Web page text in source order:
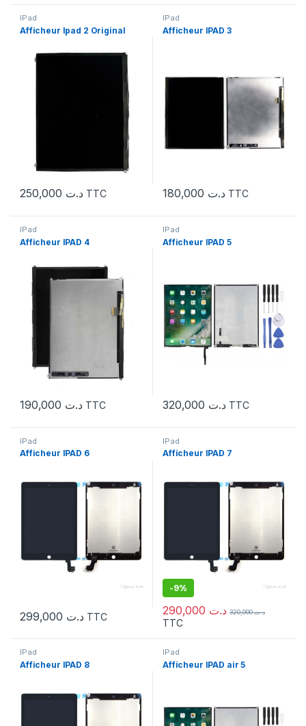
IPad
Afficheur Ipad 2 Original
د.ت TTC
IPad
Afficheur IPAD 3
د.ت TTC
IPad
Afficheur IPAD 4
د.ت TTC
IPad
Afficheur IPAD 5
د.ت TTC
IPad
Afficheur IPAD 6
د.ت TTC
IPad
Afficheur IPAD 7
-9%
د.ت د.ت320,000
TTC
IPad
Afficheur IPAD 8
IPad
Afficheur IPAD air 5